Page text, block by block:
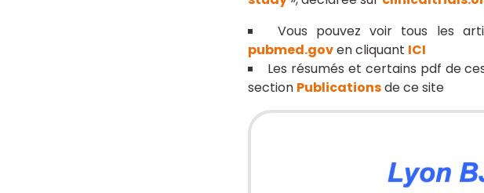
Vous pouvez voir tous les
pubmed.goven cliquant ICI
Les résumés et certains pdf de
section Publicationsde ce site